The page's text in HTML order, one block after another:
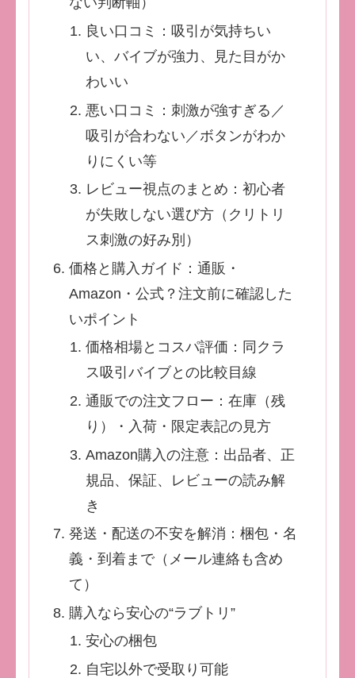
良い口コミ：吸引が気持ちい
い、バイブが強力、見た目がか
わいい
悪い口コミ：刺激が強すぎる／
吸引が合わない／ボタンがわか
りにくい等
レビュー視点のまとめ：初心者
が失敗しない選び方（クリトリ
ス刺激の好み別）
価格と購入ガイド：通販・
Amazon・公式？注文前に確認した
いポイント
価格相場とコスパ評価：同クラ
ス吸引バイブとの比較目線
通販での注文フロー：在庫（残
り）・入荷・限定表記の見方
Amazon購入の注意：出品者、正
規品、保証、レビューの読み解
き
発送・配送の不安を解消：梱包・名
義・到着まで（メール連絡も含め
て）
購入なら安心の“ラブトリ”
安心の梱包
自宅以外で受取り可能